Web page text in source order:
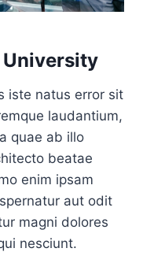
University
iste natus error sit
laudantium,
quae ab illo
beatae
enim ipsam
aut odit
magni dolores
nesciunt.